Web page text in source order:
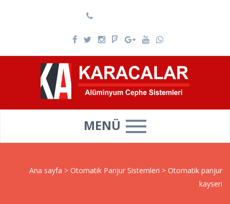
MENÜ
Ana sayfa > Otomatik Panjur Sistemleri > Otomatik panjur
kayseri